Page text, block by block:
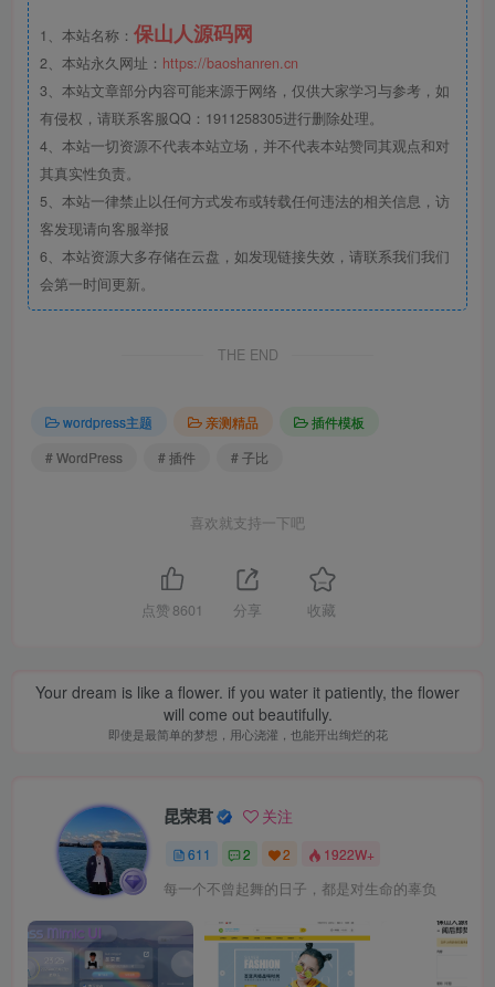
1、本站名称： 保山人源码网
2、本站永久网址： https://baoshanren.cn
3、本站文章部分内容可能来源于网络，仅供大家学习与参考，如
有侵权，请联系客服QQ：1911258305进行删除处理。
4、本站一切资源不代表本站立场，并不代表本站赞同其观点和对
其真实性负责。
5、本站一律禁止以任何方式发布或转载任何违法的相关信息，访
客发现请向客服举报
6、本站资源大多存储在云盘，如发现链接失效，请联系我们我们
会第一时间更新。
THE END
wordpress主题 亲测精品
插件模板
# WordPress
# 插件 # 子比
喜欢就支持一下吧
点赞 8601 分享 收藏
Your dream is like a flower. if you water it patiently, the flower
will come out beautifully.
即使是最简单的梦想，用心浇灌，也能开出绚烂的花
昆荣君 关注
611 2 2 1922W+
每一个不曾起舞的日子，都是对生命的辜负